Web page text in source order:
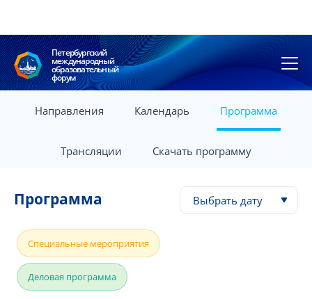
Петербургский
международный
образовательный
форум
Направления Календарь Программа
Трансляции Скачать программу
Программа Выбрать дату
Специальные мероприятия
Деловая программа